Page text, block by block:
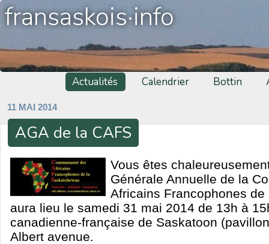
fransaskois·info
Actualités Calendrier Bottin
11 MAI 2014
AGA de la CAFS
Vous êtes
Générale Annuelle de la
Africains Francophones
aura lieu le samedi 31 mai 2014 de 13h à
canadienne-française de Saskatoon
Albert avenue.